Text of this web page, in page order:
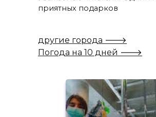
приятных подарков
другие города 🡒
Погода на 10 дней 🡒